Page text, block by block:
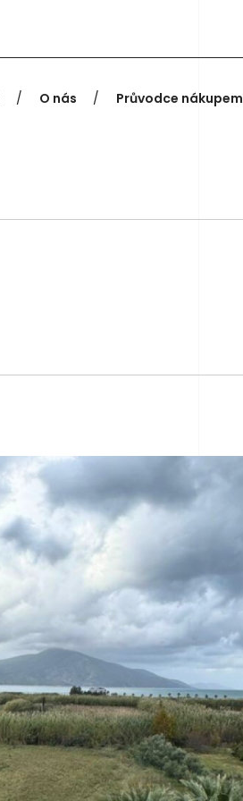
O nás Průvodce nákupem